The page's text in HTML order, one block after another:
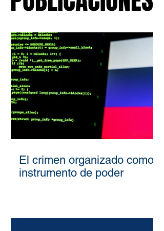
El crimen organizado como
instrumento de poder